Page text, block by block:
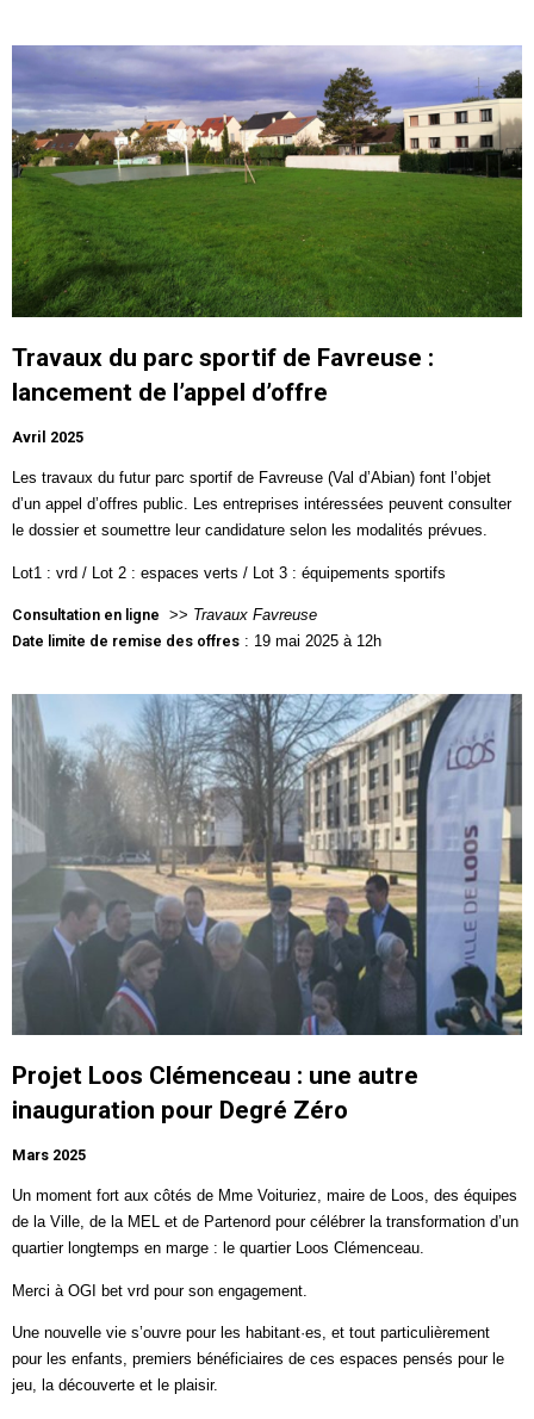
Travaux du parc sportif de Favreuse :
lancement de l’appel d’offre
Avril 2025
Les travaux du futur parc sportif de Favreuse (Val d’Abian) font l’objet
d’un appel d’offres public. Les entreprises intéressées peuvent consulter
le dossier et soumettre leur candidature selon les modalités prévues.
Lot1 : vrd / Lot 2 : espaces verts / Lot 3 : équipements sportifs
Consultation en ligne >> Travaux Favreuse
Date limite de remise des offres : 19 mai 2025 à 12h
Projet Loos Clémenceau : une autre
inauguration pour Degré Zéro
Mars 2025
Un moment fort aux côtés de Mme Voituriez, maire de Loos, des équipes
de la Ville, de la MEL et de Partenord pour célébrer la transformation d’un
quartier longtemps en marge : le quartier Loos Clémenceau.
Merci à OGI bet vrd pour son engagement.
Une nouvelle vie s’ouvre pour les habitant·es, et tout particulièrement
pour les enfants, premiers bénéficiaires de ces espaces pensés pour le
jeu, la découverte et le plaisir.